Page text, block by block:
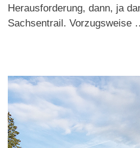
Herausforderung, dann, ja
Sachsentrail. Vorzugsweise